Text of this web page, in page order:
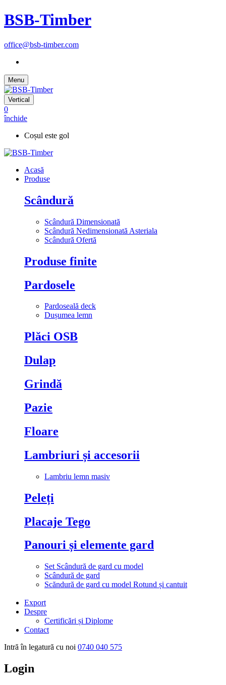
BSB-Timber
office@bsb-timber.com
Menu
Vertical
0
închide
Coșul este gol
Acasă
Produse
Scândură
Scândură Dimensionată
Scândură Nedimensionată Asteriala
Scândură Ofertă
Produse finite
Pardosele
Pardoseală deck
Dușumea lemn
Plăci OSB
Dulap
Grindă
Pazie
Floare
Lambriuri și accesorii
Lambriu lemn masiv
Peleți
Placaje Tego
Panouri și elemente gard
Set Scândură de gard cu model
Scândură de gard
Scăndură de gard cu model Rotund și cantuit
Export
Despre
Certificări și Diplome
Contact
Intră în legatură cu noi 0740 040 575
Login